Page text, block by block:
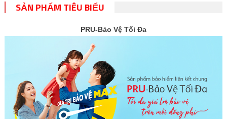
SẢN PHẨM TIÊU BIỂU
PRU-Bảo Vệ Tối Đa